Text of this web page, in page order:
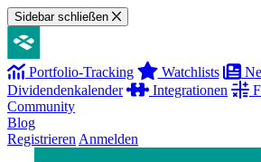
Sidebar schließen
Portfolio-Tracking Watchlists
Dividendenkalender
Integrationen
Community
Blog
Registrieren Anmelden